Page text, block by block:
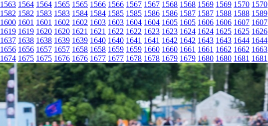
1563 1564 1564 1565 1565 1566 1566 1567 1567 1568 1568 1569 1569 1570 1570
1582 1582 1583 1583 1584 1584 1585 1585 1586 1586 1587 1587 1588 1588 1589
1600 1601 1601 1602 1602 1603 1603 1604 1604 1605 1605 1606 1606 1607 1607
1619 1619 1620 1620 1621 1621 1622 1622 1623 1623 1624 1624 1625 1625 1626
1637 1638 1638 1639 1639 1640 1640 1641 1641 1642 1642 1643 1643 1644 1644
1656 1656 1657 1657 1658 1658 1659 1659 1660 1660 1661 1661 1662 1662 1663
1674 1675 1675 1676 1676 1677 1677 1678 1678 1679 1679 1680 1680 1681 1681